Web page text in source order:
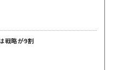
戦略が9割